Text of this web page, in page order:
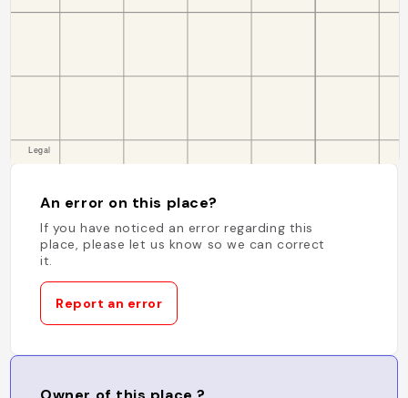
An error on this place?
If you have noticed an error regarding this
place, please let us know so we can correct
it.
Report an error